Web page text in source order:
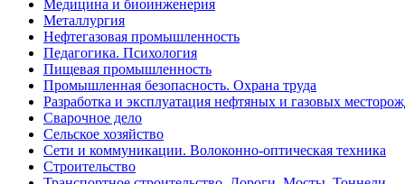
Медицина и биоинженерия
Металлургия
Нефтегазовая промышленность
Педагогика. Психология
Пищевая промышленность
Промышленная безопасность. Охрана труда
Разработка и эксплуатация нефтяных и газовых
Сварочное дело
Сельское хозяйство
Сети и коммуникации. Волоконно-оптическая техника
Строительство